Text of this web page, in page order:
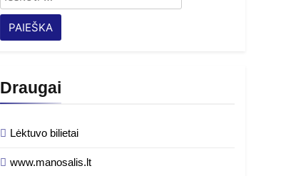
Draugai
Lėktuvo bilietai
www.manosalis.lt